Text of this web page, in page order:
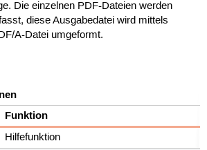
Die einzelnen PDF-Dateien werden
diese Ausgabedatei wird mittels
A-Datei umgeformt.
Funktion
Hilfefunktion